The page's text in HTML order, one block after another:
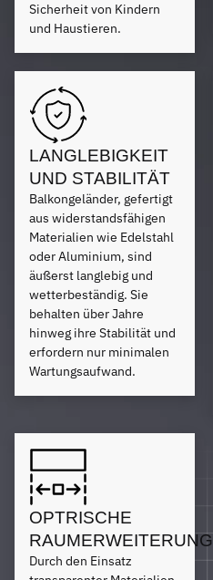
Sicherheit von Kindern
und Haustieren.
LANGLEBIGKEIT
UND STABILITÄT
Balkongeländer, gefertigt
aus widerstandsfähigen
Materialien wie Edelstahl
oder Aluminium, sind
äußerst langlebig und
wetterbeständig. Sie
behalten über Jahre
hinweg ihre Stabilität und
erfordern nur minimalen
Wartungsaufwand.
OPTRISCHE
RAUMERWEITERUNG
Durch den Einsatz